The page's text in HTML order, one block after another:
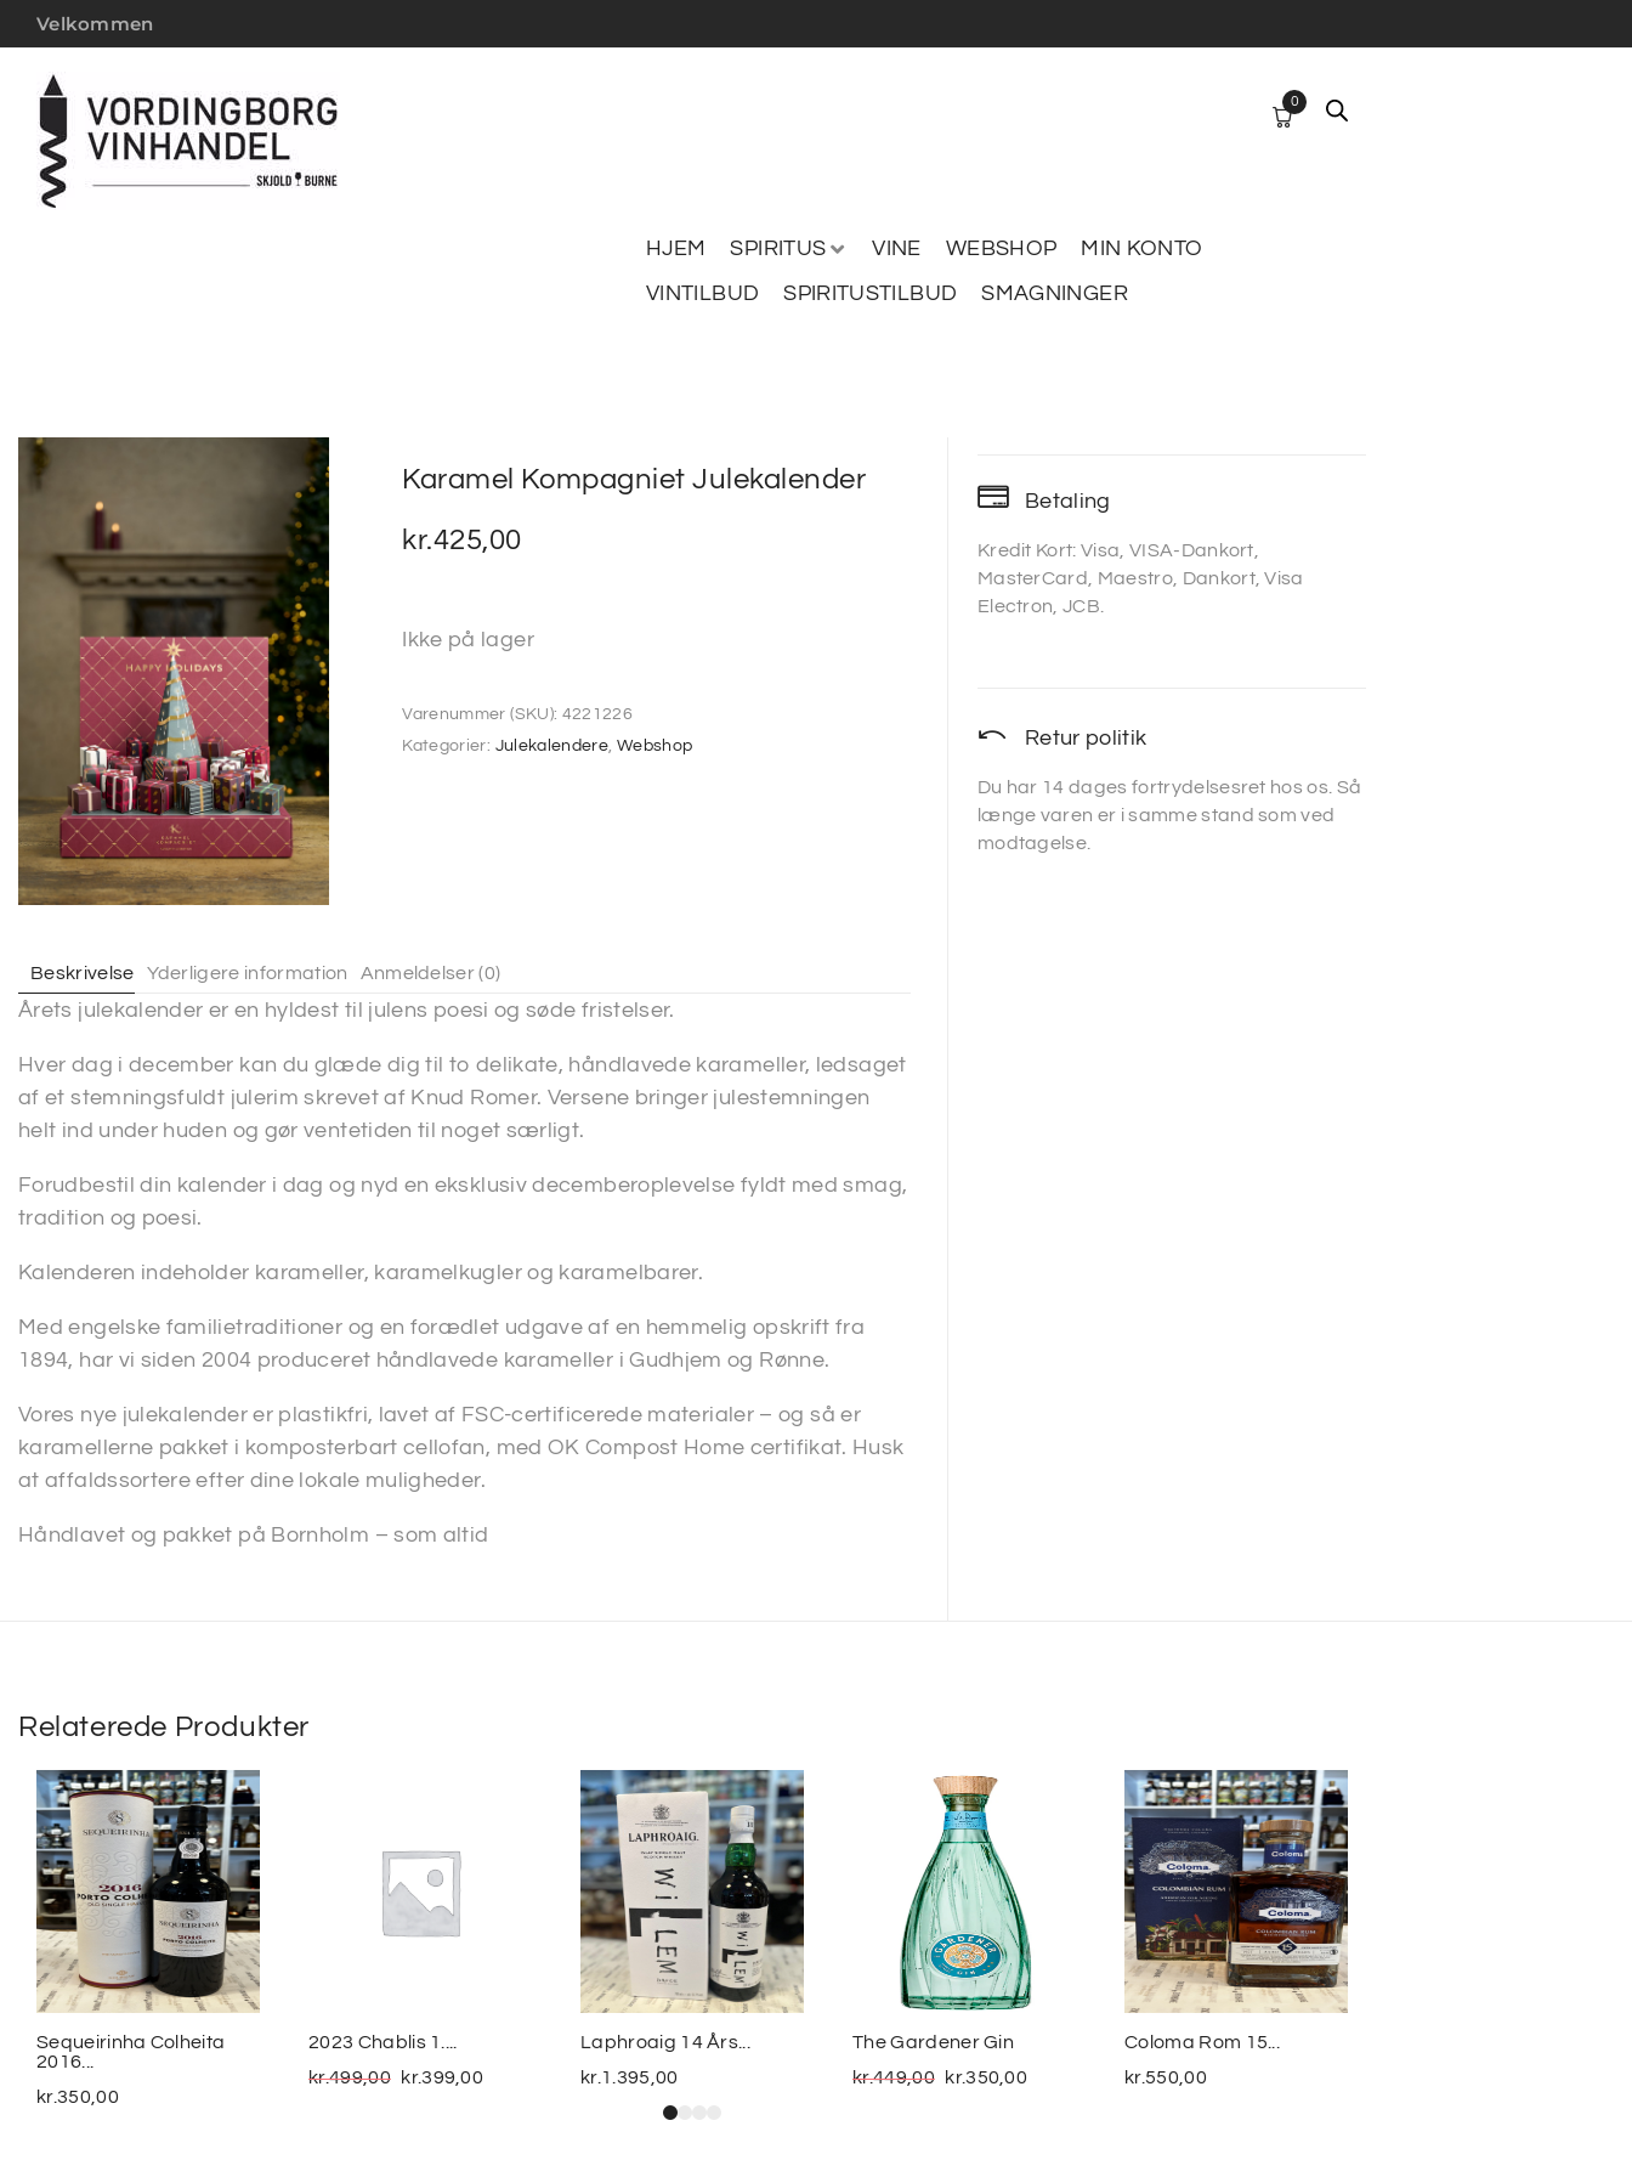
Velkommen
HJEM SPIRITUS VINE WEBSHOP
MIN KONTO
VINTILBUD
SPIRITUSTILBUD SMAGNINGER
0
Karamel Kompagniet Julekalender
kr.425,00
Ikke på lager
Varenummer (SKU): 4221226
Kategorier: Julekalendere, Webshop
Beskrivelse Yderligere information Anmeldelser (0)
Årets julekalender er en hyldest til julens poesi og søde fristelser.
Hver dag i december kan du glæde dig til to delikate, håndlavede karameller, ledsaget
af et stemningsfuldt julerim skrevet af Knud Romer. Versene bringer julestemningen
helt ind under huden og gør ventetiden til noget særligt.
Forudbestil din kalender i dag og nyd en eksklusiv decemberoplevelse fyldt med smag,
tradition og poesi.
Kalenderen indeholder karameller, karamelkugler og karamelbarer.
Med engelske familietraditioner og en forædlet udgave af en hemmelig opskrift fra
1894, har vi siden 2004 produceret håndlavede karameller i Gudhjem og Rønne.
Vores nye julekalender er plastikfri, lavet af FSC-certificerede materialer – og så er
karamellerne pakket i komposterbart cellofan, med OK Compost Home certifikat. Husk
at affaldssortere efter dine lokale muligheder.
Håndlavet og pakket på Bornholm – som altid
Betaling
Kredit Kort: Visa, VISA-Dankort,
MasterCard, Maestro, Dankort, Visa
Electron, JCB.
Retur politik
Du har 14 dages fortrydelsesret hos os. Så
længe varen er i samme stand som ved
modtagelse.
Relaterede Produkter
Sequeirinha Colheita
2016...
kr.350,00
2023 Chablis 1....
kr.499,00 kr.399,00
Laphroaig 14 Års...
kr. 1.395,00
The Gardener Gin
kr.449,00 kr.350,00
Coloma Rom 15...
kr.550,00